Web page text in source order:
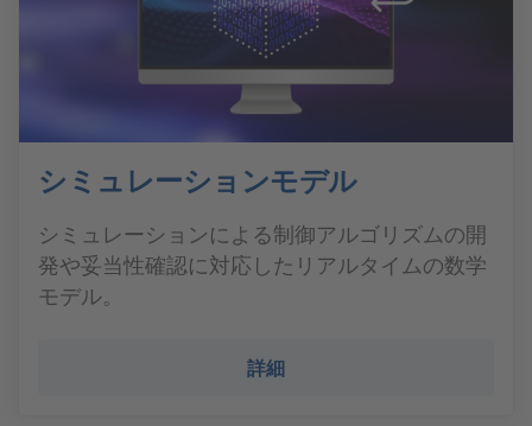
シミュレーションモデル
シミュレーションによる制御アルゴリズムの開
発や妥当性確認に対応したリアルタイムの数学
モデル。
詳細